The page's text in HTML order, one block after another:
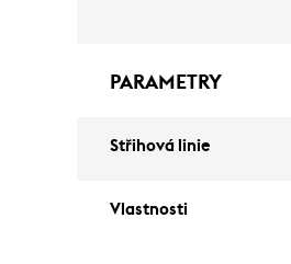
PARAMETRY
Střihová linie
Vlastnosti